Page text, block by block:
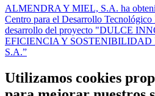
ALMENDRA Y MIEL, S.A. ha
Centro para el Desarrollo
desarrollo del proyecto "DULCE
EFICIENCIA Y
S.A.”
Utilizamos cookies